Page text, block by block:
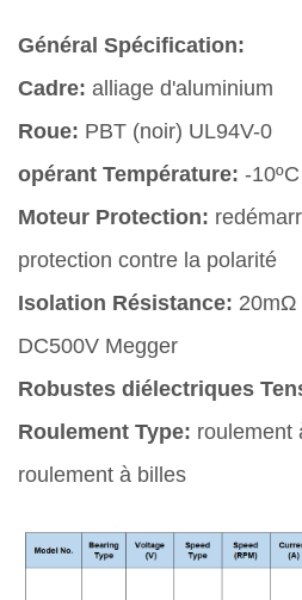
Général Spécification:
Cadre: alliage d'aluminium
Roue: PBT (noir) UL94V-0
opérant Température: -
Moteur Protection:
protection contre la polarité
Isolation Résistance: 20mΩ
DC500V Megger
Robustes diélectriques
Roulement Type: roulement
roulement à billes